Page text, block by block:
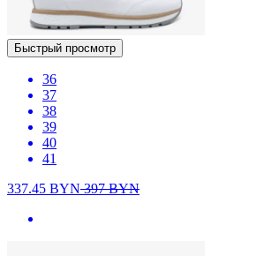
Быстрый просмотр
36
37
38
39
40
41
337.45 BYN397BYN